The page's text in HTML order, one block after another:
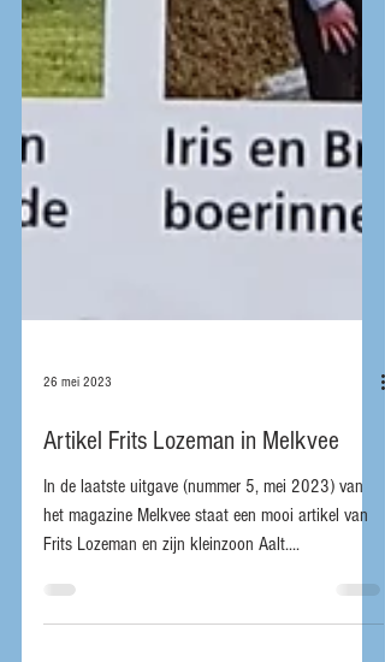
26 mei 2023
Artikel Frits Lozeman in Melkvee
In de laatste uitgave (nummer 5, mei 2023) van
Frits Lozeman en zijn kleinzoon Aalt....